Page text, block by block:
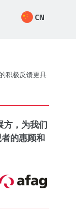
CN
积极反馈更具
方，为我们
的惠顾和